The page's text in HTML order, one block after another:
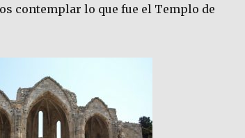
contemplar lo que fue el Templo de